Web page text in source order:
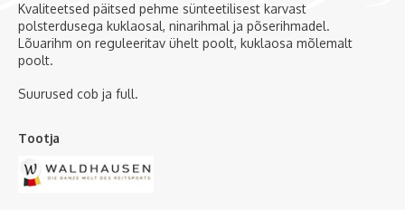
Kvaliteetsed päitsed pehme sünteetilisest karvast
polsterdusega kuklaosal, ninarihmal ja põserihmadel.
Lõuarihm on reguleeritav ühelt poolt, kuklaosa mõlemalt
poolt.
Suurused cob ja full.
Tootja